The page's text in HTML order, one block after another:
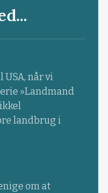
når vi
»Landmand
landbrug i
om at